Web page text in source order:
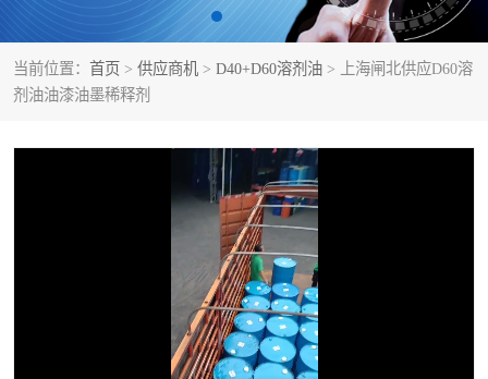
当前位置： 首页 > 供应商机 > D40+D60溶剂油 > 上海闸北供应D60溶
剂油油漆油墨稀释剂
6号+120号溶剂油 260号溶剂油
异构烷烃 天然乳胶
46+68号化妆级白油